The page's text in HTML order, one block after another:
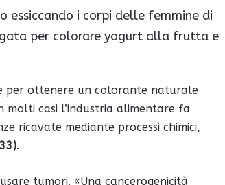
essiccando i corpi delle femmine di
per colorare yogurt alla frutta e
per ottenere un colorante naturale
casi l’industria alimentare fa
ricavate mediante processi chimici,
.
tumori. «Una cancerogenicità